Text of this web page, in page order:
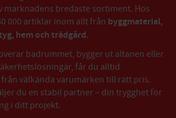
marknadens bredaste sortiment. Hos
000 artiklar inom allt från byggmaterial,
hem och trädgård.
badrummet, bygger ut altanen eller
får du alltid
välkända varumärken till rätt pris.
du en stabil partner – din trygghet för
i ditt projekt.